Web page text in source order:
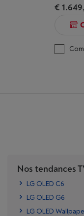
€
Nos tendances
LG OLED C6
LG OLED G6
LG OLED